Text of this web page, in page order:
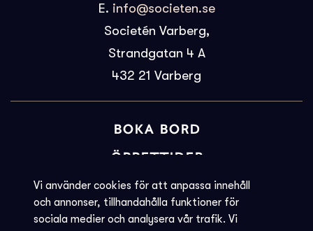
Vi använder cookies för att anpassa innehåll
och annonser, tillhandahålla funktioner för
sociala medier och analysera vår trafik. Vi
E. info@societen.se
Societén Varberg,
Strandgatan 4 A
432 21 Varberg
BOKA BORD
ÖPPETTIDER
BILJETTINFORMATION
KVARGLÖMT